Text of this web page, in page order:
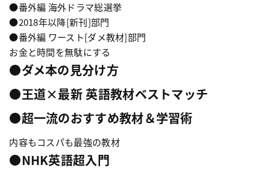
●番外編 海外ドラマ総選挙
●2018年以降[新刊]部門
●番外編 ワースト[ダメ教材]部門
お金と時間を無駄にする
●ダメ本の見分け方
●王道×最新 英語教材ベストマッチ
●超一流のおすすめ教材＆学習術
内容もコスパも最強の教材
●NHK英語超入門